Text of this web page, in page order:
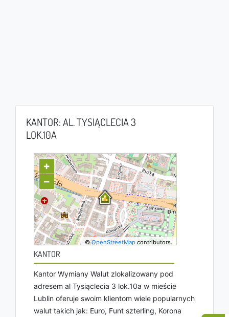
KANTOR: AL. TYSIĄCLECIA 3
LOK.10A
+
−
©OpenStreetMapcontributors.
KANTOR
Kantor Wymiany Walut zlokalizowany pod
adresem al Tysiąclecia 3 lok.10a w mieście
Lublin oferuje swoim klientom wiele popularnych
walut takich jak: Euro, Funt szterling, Korona